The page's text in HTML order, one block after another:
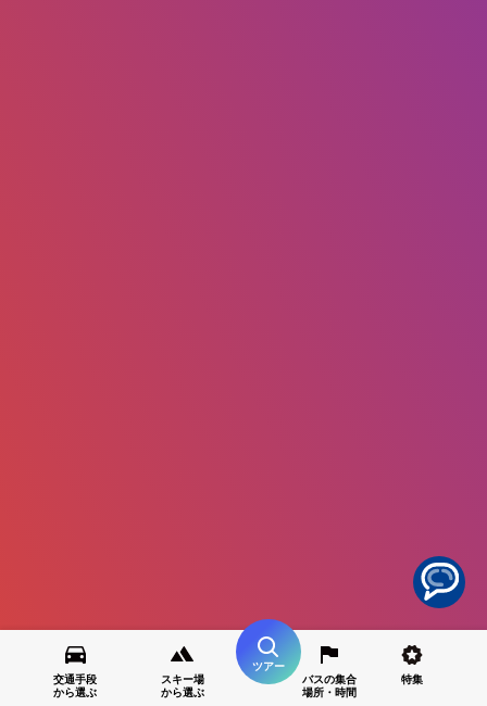
バスの集合
場所・時間
特集
ツアー
交通手段
から選ぶ
スキー場
から選ぶ